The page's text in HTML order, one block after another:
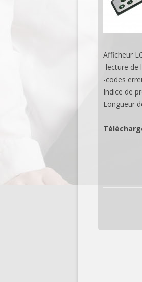
Afficheur
-lecture de
-codes
Indice de
Longueur